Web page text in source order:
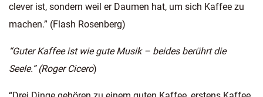
clever ist, sondern weil er Daumen hat, um sich Kaffee zu
machen.” (Flash Rosenberg)
“Guter Kaffee ist wie gute Musik – beides berührt die
Seele.” (Roger Cicero)